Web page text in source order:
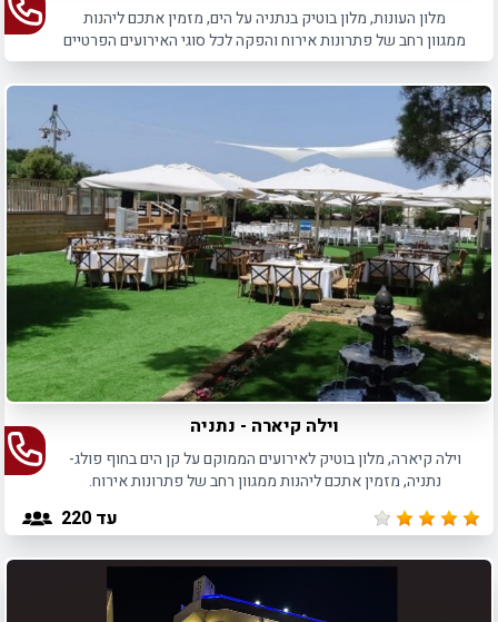
מלון העונות, מלון בוטיק בנתניה על הים, מזמין אתכם ליהנות
ממגוון רחב של פתרונות אירוח והפקה לכל סוגי האירועים הפרטיים
והעסקיים כאחד.
וילה קיארה - נתניה
וילה קיארה, מלון בוטיק לאירועים הממוקם על קן הים בחוף פולג-
נתניה, מזמין אתכם ליהנות ממגוון רחב של פתרונות אירוח.
עד 220